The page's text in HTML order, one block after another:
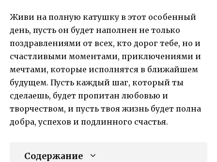
Живи на полную катушку в этот особенный
день, пусть он будет наполнен не только
поздравлениями от всех, кто дорог тебе, но и
счастливыми моментами, приключениями и
мечтами, которые исполнятся в ближайшем
будущем. Пусть каждый шаг, который ты
сделаешь, будет пропитан любовью и
творчеством, и пусть твоя жизнь будет полна
добра, успехов и подлинного счастья.
Содержание